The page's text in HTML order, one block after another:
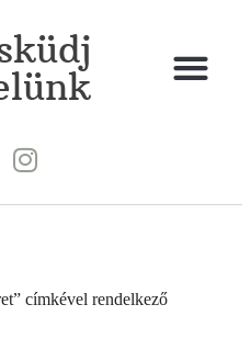
címkével rendelkező